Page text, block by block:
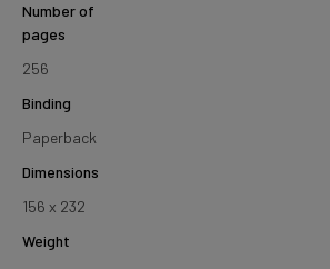
Number of
pages
256
Binding
Paperback
Dimensions
156 x 232
Weight